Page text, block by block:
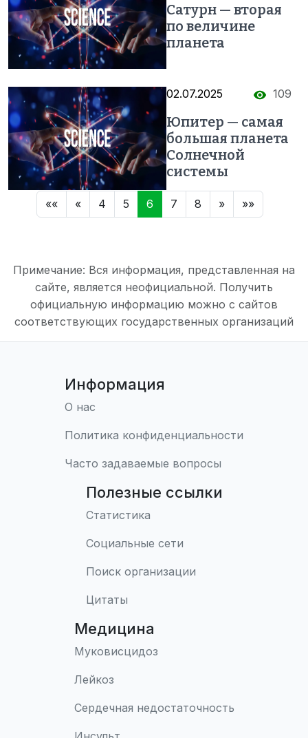
Сатурн — вторая
по величине
планета
02.07.2025 109
Юпитер — самая
большая планета
Солнечной
системы
«« « 4 5 6 7 8 » »»
Примечание: Вся информация, представленная на
сайте, является неофициальной. Получить
официальную информацию можно с сайтов
соответствующих государственных организаций
Информация
О нас
Политика конфиденциальности
Часто задаваемые вопросы
Полезные ссылки
Статистика
Социальные сети
Поиск организации
Цитаты
Медицина
Муковисцидоз
Лейкоз
Сердечная недостаточность